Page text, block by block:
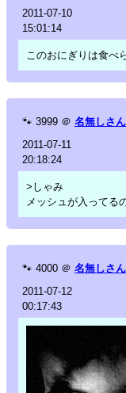
2011-07-10
15:01:14
このおにぎりは食べ
🐾 3999 ＠ 名無しさん
2011-07-11
20:18:24
>しゃみ
メッシュが入ってる
🐾 4000 ＠ 名無しさん
2011-07-12
00:17:43